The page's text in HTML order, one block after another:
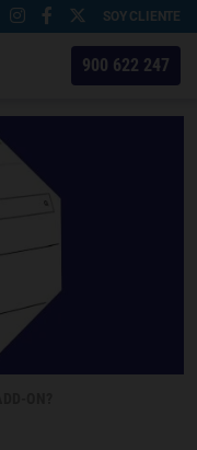
SOY CLIENTE
900 622 247